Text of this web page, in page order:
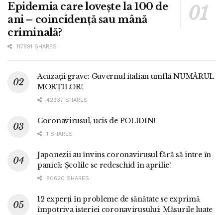
Epidemia care lovește la 100 de
ani – coincidență sau mână
criminală?
117891 SHARES
Acuzații grave: Guvernul italian umflă NUMĂRUL
MORȚILOR!
42937 SHARES
Coronavirusul, ucis de POLIDIN!
1 SHARES
Japonezii au învins coronavirusul fără să intre în
panică: Școlile se redeschid în aprilie!
80620 SHARES
12 experți în probleme de sănătate se exprimă
împotriva isteriei coronavirusului: Măsurile luate